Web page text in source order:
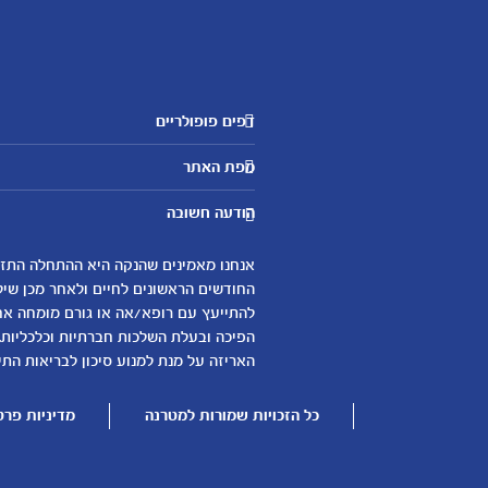
דפים פופולריים
מטרנה לשירותכם
היועצות שלנו
שאלות נפוצות
אודות
لموقع متيرنا باللغة العربية
מפת האתר
אבני דרך
לקראת הריון
0-6 חודשים
6-12 חודשים
12-24 חודשים
הודעה חשובה
החודשים הראשונים לחיים ולאחר מכן
להתייעץ עם רופא/אה או גורם מומחה
הפיכה ובעלת השלכות חברתיות
האריזה על מנת למנוע סיכון לבריאות
כל הזכויות שמורות למטרנה מדיניות